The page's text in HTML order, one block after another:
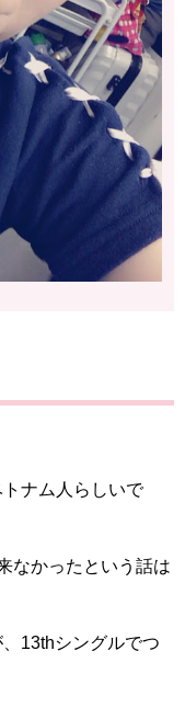
ナム人らしいで
なかったという話は
13thシングルでつ